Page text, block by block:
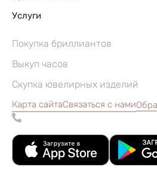
Услуги
Покупка бриллиантов
Выкуп часов
Скупка ювелирных изделий
Карта сайтаСвязаться с нами